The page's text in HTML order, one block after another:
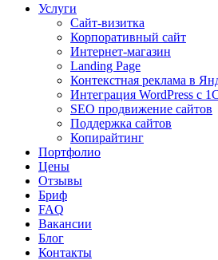
Услуги
Сайт-визитка
Корпоративный сайт
Интернет-магазин
Landing Page
Контекстная реклама в
Интеграция WordPress c
SEO продвижение сайтов
Поддержка сайтов
Копирайтинг
Портфолио
Цены
Отзывы
Бриф
FAQ
Вакансии
Блог
Контакты